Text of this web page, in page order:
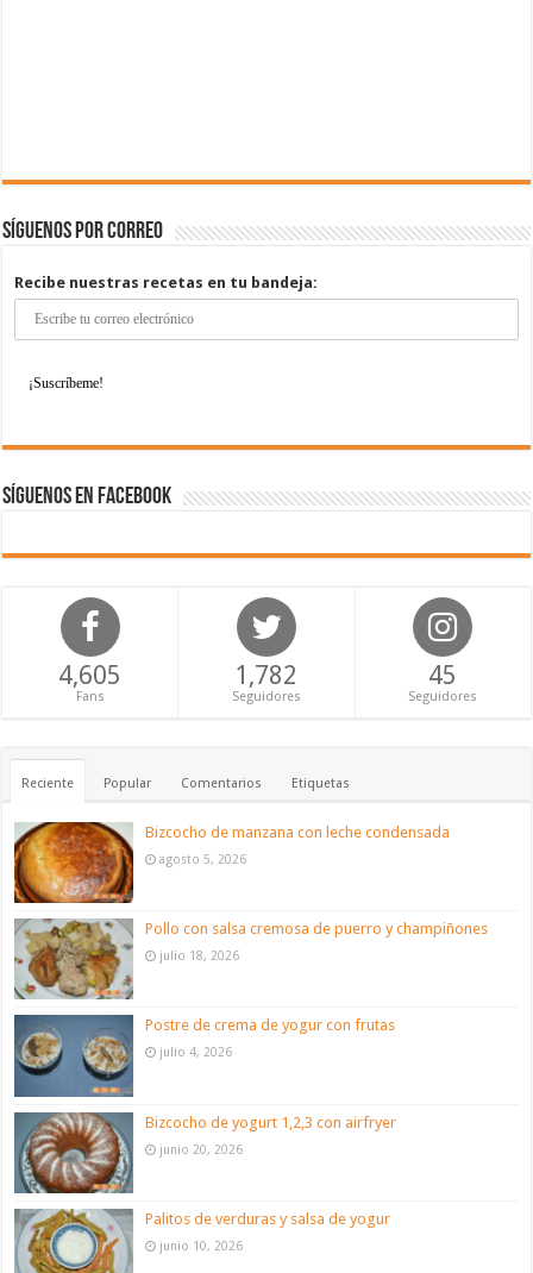
Síguenos por correo
Recibe nuestras recetas en tu bandeja:
Síguenos en Facebook
4,605
Fans
1,782
Seguidores
45
Seguidores
Reciente Popular Comentarios Etiquetas
Bizcocho de manzana con leche condensada
agosto 5, 2026
Pollo con salsa cremosa de puerro y champiñones
julio 18, 2026
Postre de crema de yogur con frutas
julio 4, 2026
Bizcocho de yogurt 1,2,3 con airfryer
junio 20, 2026
Palitos de verduras y salsa de yogur
junio 10, 2026